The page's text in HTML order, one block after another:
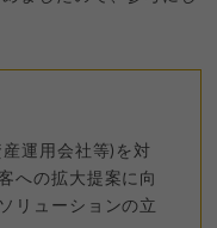
運用会社等)を対
への拡大提案に向
リューションの立